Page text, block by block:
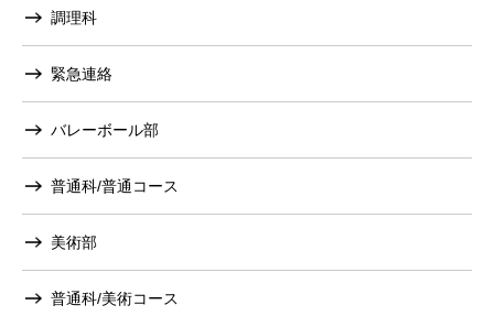
調理科
緊急連絡
バレーボール部
普通科/普通コース
美術部
普通科/美術コース